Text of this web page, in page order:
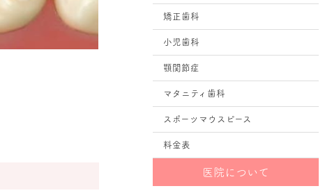
矯正歯科
小児歯科
顎関節症
マタニティ歯科
スポーツマウスピース
料金表
医院について